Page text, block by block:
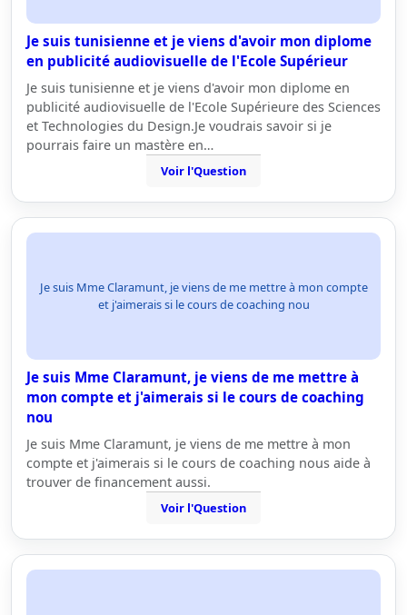
Je suis tunisienne et je viens d'avoir mon diplome
en publicité audiovisuelle de l'Ecole Supérieur
Je suis tunisienne et je viens d'avoir mon diplome en
publicité audiovisuelle de l'Ecole Supérieure des Sciences
et Technologies du Design.Je voudrais savoir si je
pourrais faire un mastère en…
Voir l'Question
Je suis Mme Claramunt, je viens de me mettre à mon compte
et j'aimerais si le cours de coaching nou
Je suis Mme Claramunt, je viens de me mettre à
mon compte et j'aimerais si le cours de coaching
nou
Je suis Mme Claramunt, je viens de me mettre à mon
compte et j'aimerais si le cours de coaching nous aide à
trouver de financement aussi.
Voir l'Question